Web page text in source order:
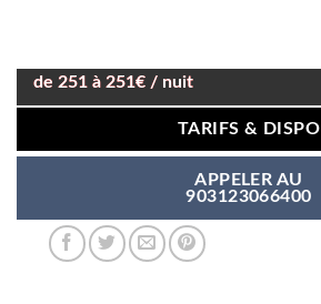
de 251 à 251€ / nuit
TARIFS & DISPO
APPELER AU
903123066400